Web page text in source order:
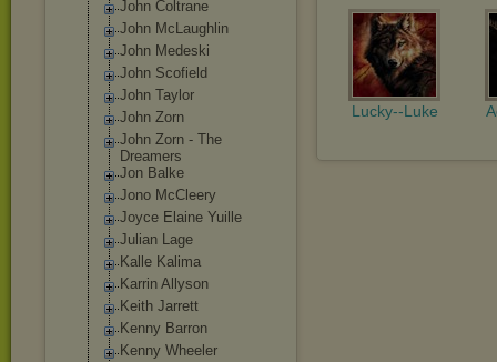
John Coltrane
John McLaughlin
John Medeski
John Scofield
John Taylor
John Zorn
John Zorn - The
Dreamers
Jon Balke
Jono McCleery
Joyce Elaine Yuille
Julian Lage
Kalle Kalima
Karrin Allyson
Keith Jarrett
Kenny Barron
Kenny Wheeler
Lucky--Luke